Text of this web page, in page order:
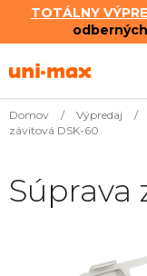
TOTÁLNY
na
Domov / Výpredaj /
závitová DSK-60
Súprava